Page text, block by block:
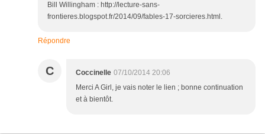
Bill Willingham : http://lecture-sans-
frontieres.blogspot.fr/2014/09/fables-17-sorcieres.html.
Répondre
C Coccinelle 07/10/2014 20:06
Merci A Girl, je vais noter le lien ; bonne continuation
et à bientôt.